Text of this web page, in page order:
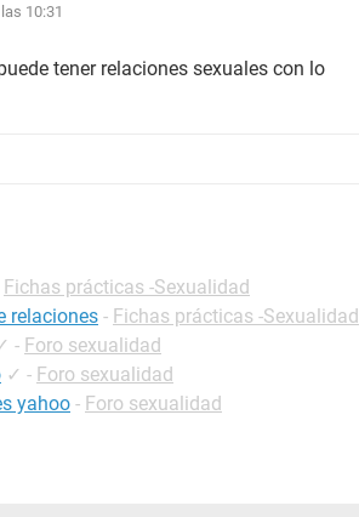
10:31
tener relaciones sexuales con lo
Fichas prácticas -Sexualidad
relaciones - Fichas prácticas -Sexualidad
- Foro sexualidad
✓ - Foro sexualidad
yahoo - Foro sexualidad